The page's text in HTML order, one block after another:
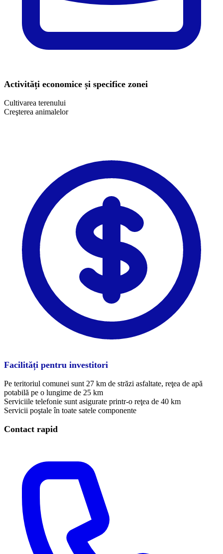
Activități economice și specifice zonei
Cultivarea terenului
Creşterea animalelor
Facilități pentru investitori
Pe teritoriul comunei sunt 27 km de străzi asfaltate, reţea de apă
potabilă pe o lungime de 25 km
Serviciile telefonie sunt asigurate printr-o reţea de 40 km
Servicii poştale în toate satele componente
Contact rapid